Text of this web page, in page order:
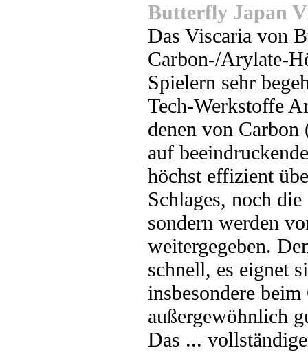
Butterfly Japan
Das Viscaria von
Carbon-/Arylate-
Spielern sehr
Tech-Werkstoffe
denen von
auf
höchst effizient
Schlages, noch
sondern werden
weitergegeben.
schnell, es eignet
insbesondere
außergewöhnlich
Das ...